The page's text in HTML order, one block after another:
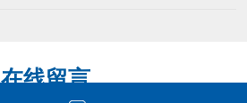
在线留言